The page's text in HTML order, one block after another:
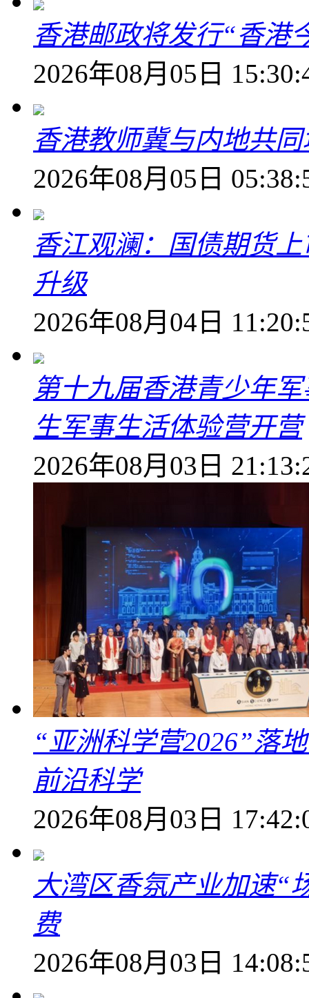
香港邮政将发行“香港
2026年08月05日
香港教师冀与内地共
2026年08月05日
香江观澜：国债期货
升级
2026年08月04日
第十九届香港青少年
生军事生活体验营开营
2026年08月03日
“亚洲科学营2026”落
前沿科学
2026年08月03日
大湾区香氛产业加速“
费
2026年08月03日